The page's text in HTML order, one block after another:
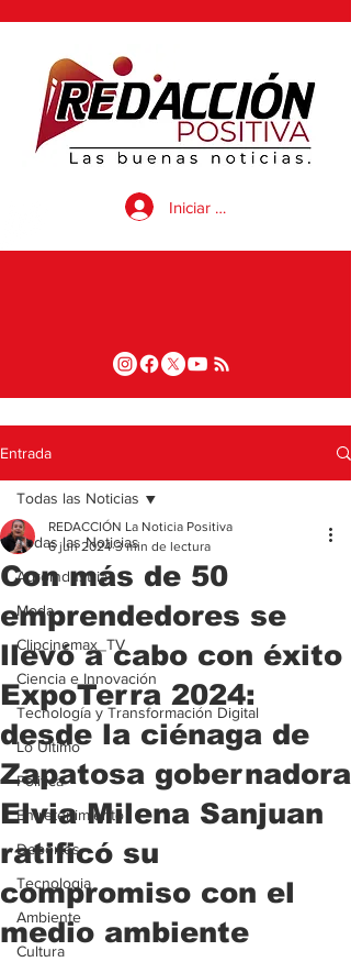
Iniciar sesión
Entrada
Todas las Noticias
Agroindustria
Moda
Clipcinemax_TV
Ciencia e Innovación
Tecnología y Transformación Digital
Lo Ultimo
Politica
Entretenimiento
Deportes
Tecnologia
Ambiente
Cultura
Todas las Noticias
Con más de 50
emprendedores se
llevó a cabo con éxito
ExpoTerra 2024:
desde la ciénaga de
Zapatosa gobernadora
Elvia Milena Sanjuan
ratificó su
compromiso con el
medio ambiente
REDACCIÓN La Noticia Positiva
6 jun 2024 3 min de lectura